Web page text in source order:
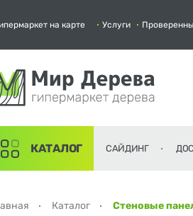
на карте Услуги
КАТАЛОГ САЙДИНГ
Каталог Стеновые